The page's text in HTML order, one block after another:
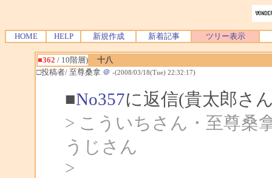
HOME HELP 新規作成 新着記事 ツリー表示
■362 / 10階層)
十八
□投稿者/ 至尊桑拿 ＠ -(2008/03/18(Tue) 22:32:17)
■No357に返信(貴太郎さ
> こういちさん・至尊桑
うじさん
>